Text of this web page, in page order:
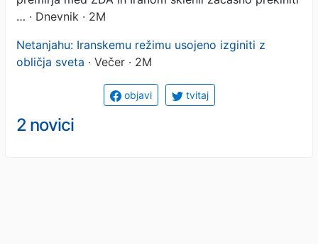
… · Dnevnik · 2M
Netanjahu: Iranskemu režimu usojeno izginiti z
obličja sveta · Večer · 2M
objavi tvitaj
2 novici